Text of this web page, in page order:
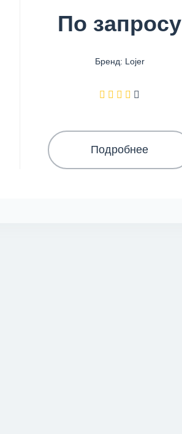
По запросу
Бренд: Lojer
Подробнее